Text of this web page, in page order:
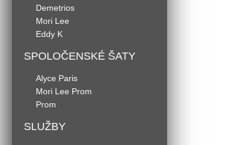
Demetrios
Mori Lee
Eddy K
SPOLOČENSKÉ ŠATY
Alyce Paris
Mori Lee Prom
Prom
SLUŽBY